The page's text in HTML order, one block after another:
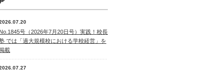
No.1845号（2026年7月20日号）実践！校長
では「過大規模校における学校経営」を
載